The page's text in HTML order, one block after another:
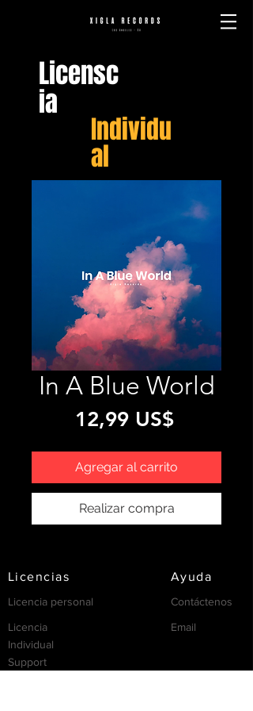
Licensc
ia
Individu
al
In A Blue World
12,99 US$Precio
Agregar al carrito
Realizar compra
Licencias Ayuda
Licencia personal
Licencia
Individual
Contáctenos
Email
Support